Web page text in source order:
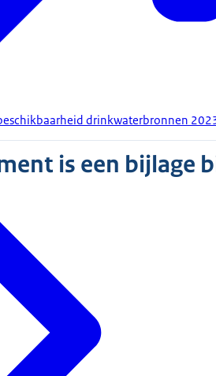
drinkwaterbronnen
is een bijlage